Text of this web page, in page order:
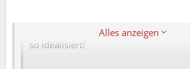
Alles anzeigen
Ihr redet hier seit Jahren darüber, das
so idealisiert!